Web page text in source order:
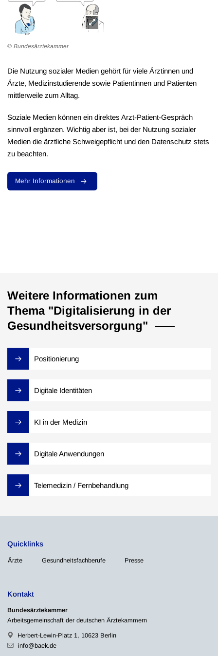
Bundesärztekammer
Die Nutzung sozialer Medien gehört für viele Ärztinnen und
Ärzte, Medizinstudierende sowie Patientinnen und Patienten
mittlerweile zum Alltag.
Soziale Medien können ein direktes Arzt-Patient-Gespräch
sinnvoll ergänzen. Wichtig aber ist, bei der Nutzung sozialer
Medien die ärztliche Schweigepflicht und den Datenschutz stets
zu beachten.
Mehr Informationen
Weitere Informationen zum
Thema "Digitalisierung in der
Gesundheitsversorgung"
Positionierung
Digitale Identitäten
KI in der Medizin
Digitale Anwendungen
Telemedizin / Fernbehandlung
Quicklinks
Ärzte Gesundheitsfachberufe Presse
Kontakt
Bundesärztekammer
Arbeitsgemeinschaft der deutschen Ärztekammern
Herbert-Lewin-Platz 1, 10623 Berlin
info@baek.de